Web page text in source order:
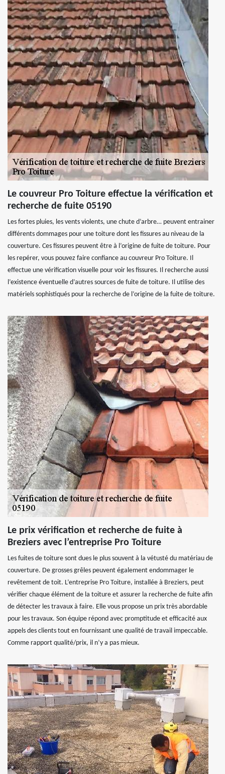
Le couvreur Pro Toiture effectue la vérification et
recherche de fuite 05190
Les fortes pluies, les vents violents, une chute d’arbre… peuvent entrainer
différents dommages pour une toiture dont les fissures au niveau de la
couverture. Ces fissures peuvent être à l’origine de fuite de toiture. Pour
les repérer, vous pouvez faire confiance au couvreur Pro Toiture. Il
effectue une vérification visuelle pour voir les fissures. Il recherche aussi
l’existence éventuelle d’autres sources de fuite de toiture. Il utilise des
matériels sophistiqués pour la recherche de l’origine de la fuite de toiture.
Le prix vérification et recherche de fuite à
Breziers avec l’entreprise Pro Toiture
Les fuites de toiture sont dues le plus souvent à la vétusté du matériau de
couverture. De grosses grêles peuvent également endommager le
revêtement de toit. L’entreprise Pro Toiture, installée à Breziers, peut
vérifier chaque élément de la toiture et assurer la recherche de fuite afin
de détecter les travaux à faire. Elle vous propose un prix très abordable
pour les travaux. Son équipe répond avec promptitude et efficacité aux
appels des clients tout en fournissant une qualité de travail impeccable.
Comme rapport qualité/prix, il n’y a pas mieux.